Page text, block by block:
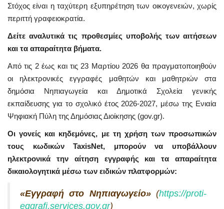
Στόχος είναι η ταχύτερη εξυπηρέτηση των οικογενειών, χωρίς
περιττή γραφειοκρατία.
Δείτε αναλυτικά τις προθεσμίες υποβολής των αιτήσεων
και τα απαραίτητα βήματα.
Από τις 2 έως και τις 23 Μαρτίου 2026 θα πραγματοποιηθούν
οι ηλεκτρονικές εγγραφές μαθητών και μαθητριών στα
δημόσια Νηπιαγωγεία και Δημοτικά Σχολεία γενικής
εκπαίδευσης για το σχολικό έτος 2026-2027, μέσω της Ενιαία
Ψηφιακή Πύλη της Δημόσιας Διοίκησης (gov.gr).
Οι γονείς και κηδεμόνες, με τη χρήση των προσωπικών
τους κωδικών TaxisNet, μπορούν να υποβάλλουν
ηλεκτρονικά την αίτηση εγγραφής και τα απαραίτητα
δικαιολογητικά μέσω των ειδικών πλατφορμών:
«Εγγραφή στο Νηπιαγωγείο»(https://proti-
eggrafi.services.gov.gr)